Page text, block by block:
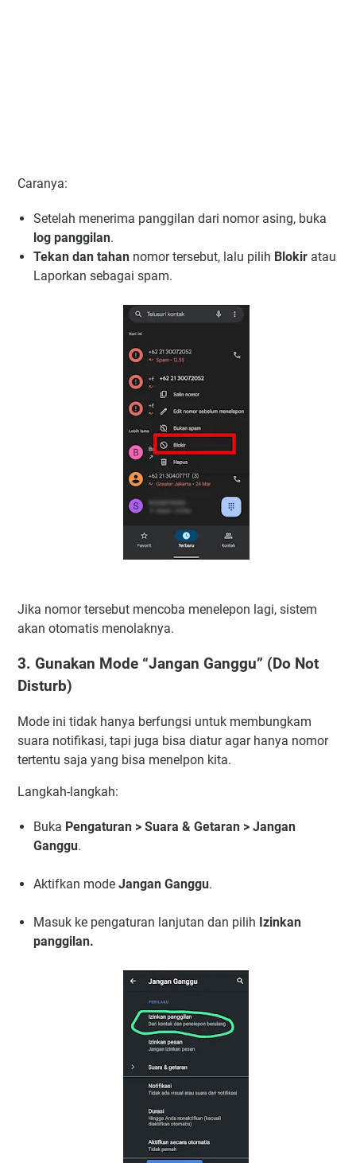
Caranya:
Setelah menerima panggilan dari nomor asing, buka
log panggilan.
Tekan dan tahan nomor tersebut, lalu pilih Blokir atau
Laporkan sebagai spam.
Jika nomor tersebut mencoba menelepon lagi, sistem
akan otomatis menolaknya.
3. Gunakan Mode “Jangan Ganggu” (Do Not
Disturb)
Mode ini tidak hanya berfungsi untuk membungkam
suara notifikasi, tapi juga bisa diatur agar hanya nomor
tertentu saja yang bisa menelpon kita.
Langkah-langkah:
Buka Pengaturan > Suara & Getaran > Jangan
Ganggu.
Aktifkan mode Jangan Ganggu.
Masuk ke pengaturan lanjutan dan pilih Izinkan
panggilan.